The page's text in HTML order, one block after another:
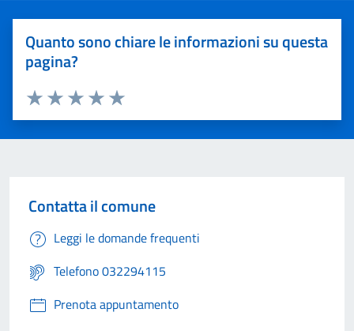
Quanto sono chiare le informazioni su questa
pagina?
Valuta 5 stelle su 5
Valuta 4 stelle su 5
Valuta 3 stelle su 5
Valuta 2 stelle su 5
Valuta 1 stelle su 5
Contatta il comune
Leggi le domande frequenti
Telefono 032294115
Prenota appuntamento